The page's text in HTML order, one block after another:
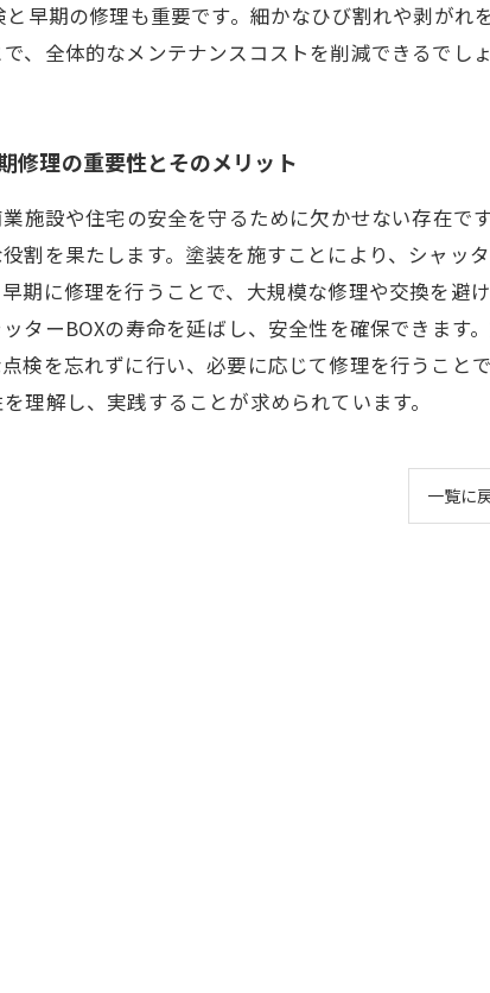
早期の修理も重要です。細かなひび割れや剥がれ
、全体的なメンテナンスコストを削減できるでしょ
修理の重要性とそのメリット
施設や住宅の安全を守るために欠かせない存在
割を果たします。塗装を施すことにより、シャ
期に修理を行うことで、大規模な修理や交換を
ターBOXの寿命を延ばし、安全性を確保できま
検を忘れずに行い、必要に応じて修理を行うこ
理解し、実践することが求められています。
一覧に